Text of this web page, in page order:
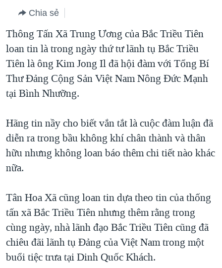
chính
điều
hướng
chính
Đi
tới
BLOG
DIỄN ĐÀN
MỤC
TỰ DO BÁO CHÍ
VẠCH TRẦN TIN GIẢ
ĐỜI SỐNG
VĂN HOÁ
THỂ THAO
GIÁO DỤC
CHUYÊN ĐỀ
CHIẾN TRANH THƯƠNG MẠI CỦA MỸ: QUÁ KHỨ VÀ HIỆN
HÀNH TRÌNH BẦU CỬ 2024
MỘT NĂM CHIẾN TRANH TẠI DẢI GAZA
GIẢI MÃ VÀNH ĐAI & CON ĐƯỜNG
NGÀY TỊ NẠN THẾ GIỚI
GROUND ZERO – XƯA VÀ NAY
CHI PHÍ CHIẾN TRANH AFGHANISTAN
CÁC GIÁ TRỊ CỘNG HÒA Ở VIỆT NAM
THƯỢNG ĐỈNH TRUMP-KIM TẠI VIỆT NAM
HỌC TIẾNG ANH
NGHE
MẠNG XÃ HỘI
Ngôn ngữ khác
Chia sẻ
Thông Tấn Xã Trung Ương của Bắc Triều Tiên
loan tin là trong ngày thứ tư lãnh tụ Bắc Triều
Tiên là ông Kim Jong Il đã hội đàm với Tổng Bí
Thư Đảng Cộng Sản Việt Nam Nông Đức Mạnh
tại Bình Nhưỡng.
Hãng tin nầy cho biết vắn tắt là cuộc đàm luận đã
diễn ra trong bầu không khí chân thành và thân
hữu nhưng không loan báo thêm chi tiết nào khác
nữa.
Tân Hoa Xã cũng loan tin dựa theo tin của thống
tấn xã Bắc Triều Tiên nhưng thêm rằng trong
cùng ngày, nhà lãnh đạo Bắc Triều Tiên cũng đã
chiêu đãi lãnh tụ Đảng của Việt Nam trong một
buổi tiệc trưa tại Dinh Quốc Khách.